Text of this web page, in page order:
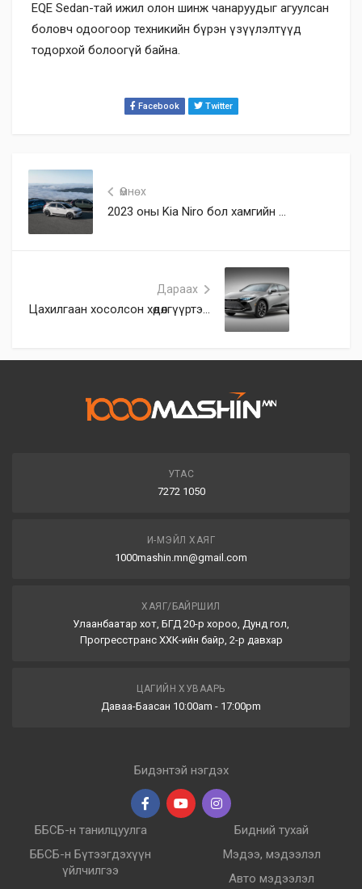
EQE Sedan-тай ижил олон шинж чанаруудыг агуулсан
боловч одоогоор техникийн бүрэн үзүүлэлтүүд
тодорхой болоогүй байна.
Facebook Twitter
Өмнөх
2023 оны Kia Niro бол хамгийн ...
Дараах
Цахилгаан хосолсон хөдөлгүүртэ...
УТАС
7272 1050
И-МЭЙЛ ХАЯГ
1000mashin.mn@gmail.com
ХАЯГ/БАЙРШИЛ
Улаанбаатар хот, БГД 20-р хороо, Дунд гол,
Прогресстранс ХХК-ийн байр, 2-р давхар
ЦАГИЙН ХУВААРЬ
Даваа-Баасан 10:00am - 17:00pm
Бидэнтэй нэгдэх
ББСБ-н танилцуулга
ББСБ-н Бүтээгдэхүүн
үйлчилгээ
Бидний тухай
Мэдээ, мэдээлэл
Авто мэдээлэл